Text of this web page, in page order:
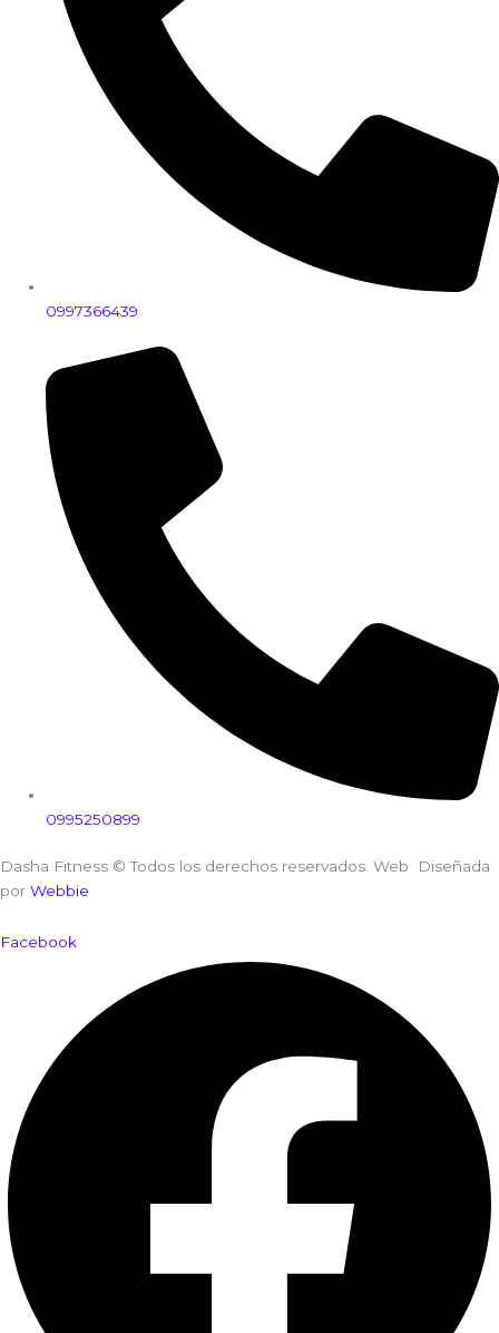
0997366439
0995250899
Dasha Fitness © Todos los derechos reservados. Web Diseñada
por Webbie
Facebook